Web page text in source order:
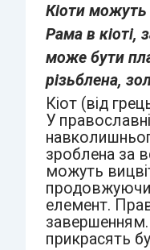
Кіоти можуть
Рама в кіоті,
може бути
різьблена,
Кіот (від
У
зроблена за
можуть
продовжуючи
елемент.
завершенням.
прикрасять